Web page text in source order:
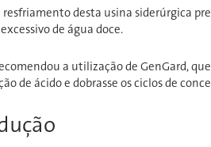
resfriamento desta usina siderúrgica
de água doce.
a utilização de GenGard,
de ácido e dobrasse os ciclos de